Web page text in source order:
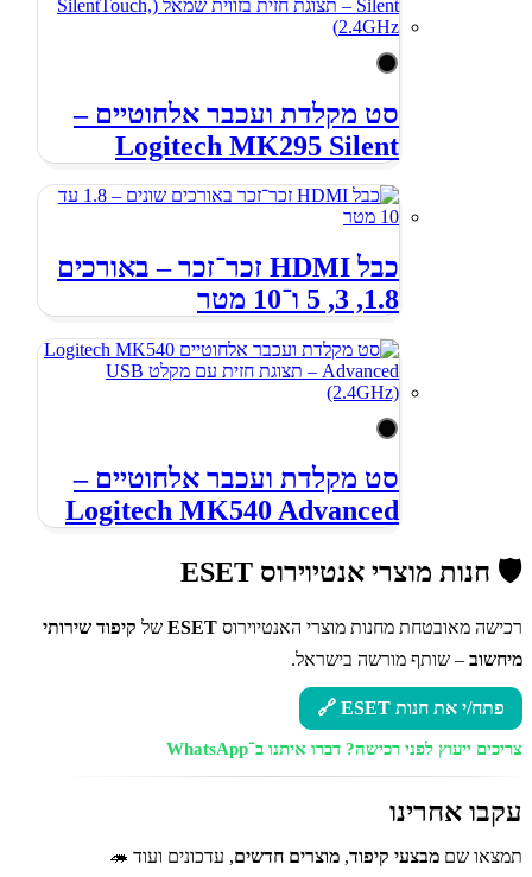
סט מקלדת ועכבר אלחוטיים –
Logitech MK295 Silent
כבל HDMI זכר־זכר – באורכים
1.8, 3, 5 ו־10 מטר
סט מקלדת ועכבר אלחוטיים –
Logitech MK540 Advanced
🛡️ חנות מוצרי אנטיוירוס ESET
רכישה מאובטחת מחנות מוצרי האנטיוירוס ESET של קיפוד שירותי
מיחשוב – שותף מורשה בישראל.
פתח/י את חנות ESET 🔗
צריכים ייעוץ לפני רכישה? דברו איתנו ב־WhatsApp
עקבו אחרינו
תמצאו שם מבצעי קיפוד, מוצרים חדשים, עדכונים ועוד 🦔